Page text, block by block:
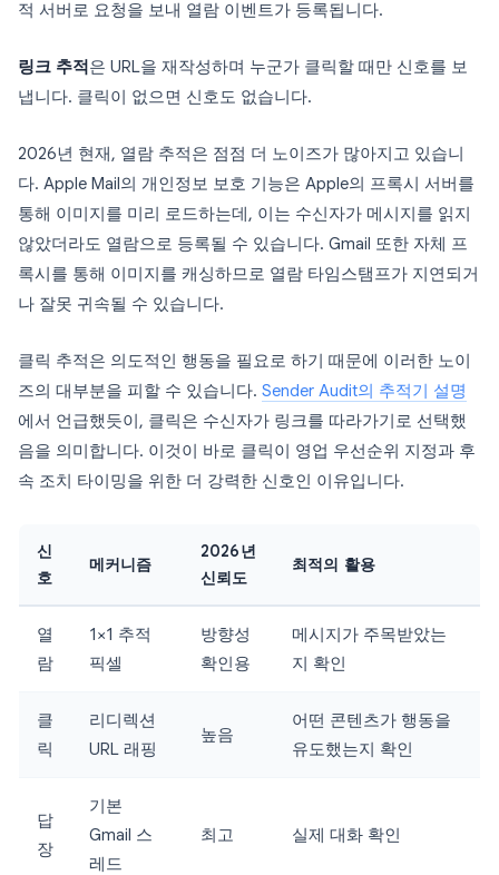
적 서버로 요청을 보내 열람 이벤트가 등록됩니다.
링크 추적은 URL을 재작성하며 누군가 클릭할 때만 신호를 보
냅니다. 클릭이 없으면 신호도 없습니다.
2026년 현재, 열람 추적은 점점 더 노이즈가 많아지고 있습니
다. Apple Mail의 개인정보 보호 기능은 Apple의 프록시 서버를
통해 이미지를 미리 로드하는데, 이는 수신자가 메시지를 읽지
않았더라도 열람으로 등록될 수 있습니다. Gmail 또한 자체 프
록시를 통해 이미지를 캐싱하므로 열람 타임스탬프가 지연되거
나 잘못 귀속될 수 있습니다.
클릭 추적은 의도적인 행동을 필요로 하기 때문에 이러한 노이
즈의 대부분을 피할 수 있습니다. Sender Audit의 추적기 설명
에서 언급했듯이, 클릭은 수신자가 링크를 따라가기로 선택했
음을 의미합니다. 이것이 바로 클릭이 영업 우선순위 지정과 후
속 조치 타이밍을 위한 더 강력한 신호인 이유입니다.
신
호
메커니즘
2026년
신뢰도
최적의 활용
열
람
1×1 추적
픽셀
방향성
확인용
메시지가 주목받았는
지 확인
클
릭
리디렉션
URL 래핑
높음
어떤 콘텐츠가 행동을
유도했는지 확인
답
장
기본
Gmail 스
레드
최고 실제 대화 확인